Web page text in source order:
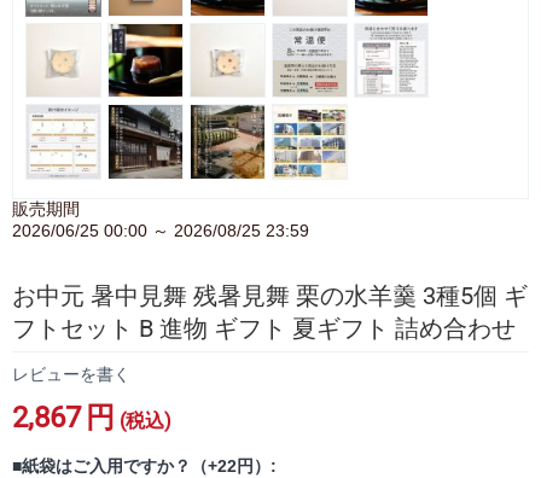
販売期間
2026/06/25 00:00 ～ 2026/08/25 23:59
お中元 暑中見舞 残暑見舞 栗の水羊羹 3種5個 ギ
フトセット B 進物 ギフト 夏ギフト 詰め合わせ
レビューを書く
2,867 円 (税込)
■紙袋はご入用ですか？（+22円）: